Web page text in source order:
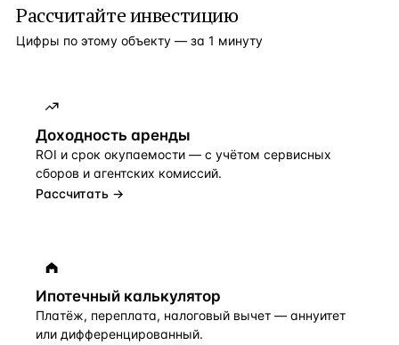
Рассчитайте инвестицию
Цифры по этому объекту — за 1 минуту
Доходность аренды
ROI и срок окупаемости — с учётом сервисных
сборов и агентских комиссий.
Рассчитать →
Ипотечный калькулятор
Платёж, переплата, налоговый вычет — аннуитет
или дифференцированный.